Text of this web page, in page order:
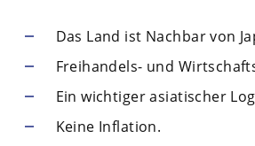
Das Land ist Nachbar von
Freihandels- und
Ein wichtiger asiatischer
Keine Inflation.